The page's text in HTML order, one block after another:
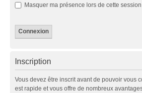
Masquer ma présence lors de cette session
Inscription
Vous devez être inscrit avant de pouvoir vous
est rapide et vous offre de nombreux